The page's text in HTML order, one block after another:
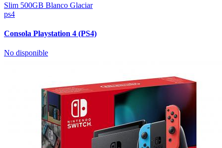
Slim 500GB Blanco Glaciar
ps4
Consola Playstation 4 (PS4)
No disponible